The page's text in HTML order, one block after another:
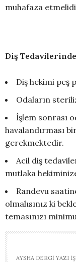
muhafaza
Diş
Diş hekimi peş
Odaların
İşlem sonrası
havalandırması
gerekmektedir.
Acil diş
mutlaka
Randevu
olmalısınız ki
temasınızı
AYSHA DERGI YAZI